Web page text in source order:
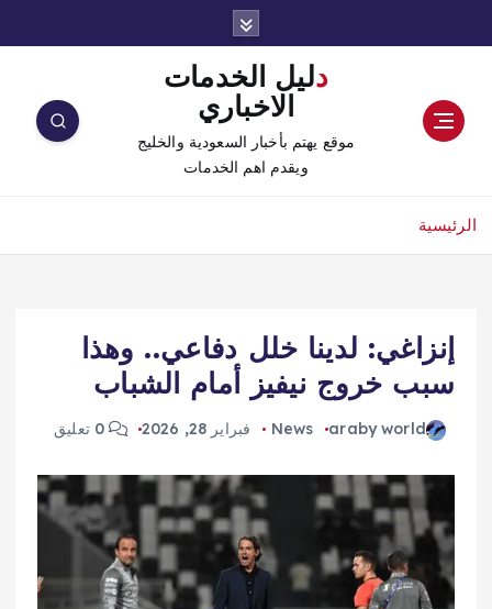
دليل الخدمات
الاخباري
موقع يهتم بأخبار السعودية والخليج
ويقدم اهم الخدمات
الرئيسية
إنزاغي: لدينا خلل دفاعي.. وهذا
سبب خروج نيفيز أمام الشباب
araby world
News فبراير 28, 2026 0 تعليق